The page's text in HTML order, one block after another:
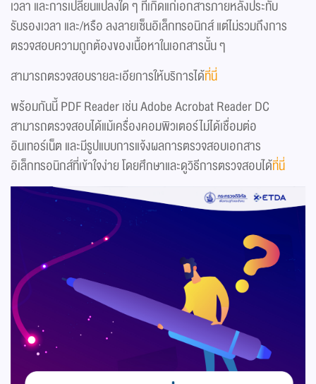
เวลา และการเปลี่ยนแปลงใด ๆ ที่เกิดแก่เอกสารภายหลังประทับ
รับรองเวลา และ/หรือ ลงลายเซ็นอิเล็กทรอนิกส์ แต่ไม่รวมถึงการ
ตรวจสอบความถูกต้องของเนื้อหาในเอกสารนั้น ๆ
สามารถตรวจสอบรายละเอียการให้บริการได้ที่นี่
พร้อมกันนี้ PDF Reader เช่น Adobe Acrobat Reader DC
สามารถตรวจสอบได้แม้เครื่องคอมพิวเตอร์ไม่ได้เชื่อมต่อ
อินเทอร์เน็ต และมีรูปแบบการแจ้งผลการตรวจสอบเอกสาร
อิเล็กทรอนิกส์ที่เข้าใจง่าย โดยศึกษาและดูวิธีการตรวจสอบได้ที่นี่